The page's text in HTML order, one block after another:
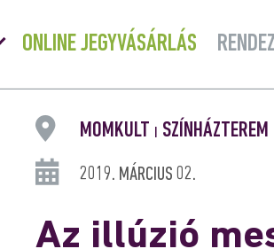
Menü
lenyitása
ONLINE JEGYVÁSÁRLÁS
MOMKULT SZÍNHÁZTEREM
2019. MÁRCIUS 02.
Az illúzió